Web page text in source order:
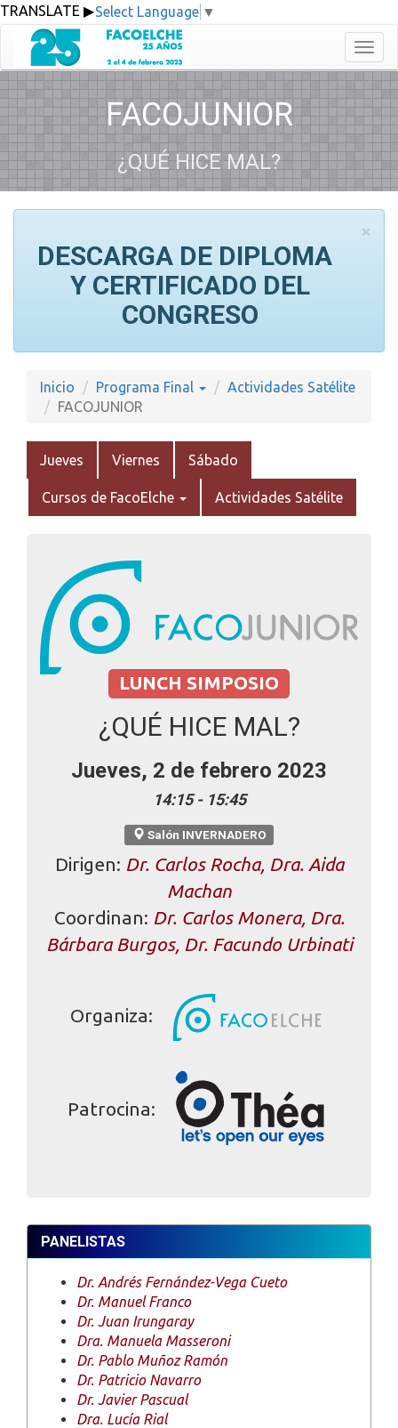
Select Language ▼
FACOJUNIOR
¿QUÉ HICE MAL?
×
DESCARGA DE DIPLOMA
Y CERTIFICADO DEL
CONGRESO
Inicio Programa Final
Actividades Satélite
FACOJUNIOR
Jueves Viernes Sábado
Cursos de FacoElche Actividades Satélite
LUNCH SIMPOSIO
¿QUÉ HICE MAL?
Jueves, 2 de febrero 2023
14:15 - 15:45
Salón INVERNADERO
Dirigen: Dr. Carlos Rocha, Dra. Aida
Machan
Coordinan: Dr. Carlos Monera, Dra.
Bárbara Burgos, Dr. Facundo Urbinati
Organiza:
Patrocina:
PANELISTAS
Dr. Andrés Fernández-Vega Cueto
Dr. Manuel Franco
Dr. Juan Irungaray
Dra. Manuela Masseroni
Dr. Pablo Muñoz Ramón
Dr. Patricio Navarro
Dr. Javier Pascual
Dra. Lucía Rial